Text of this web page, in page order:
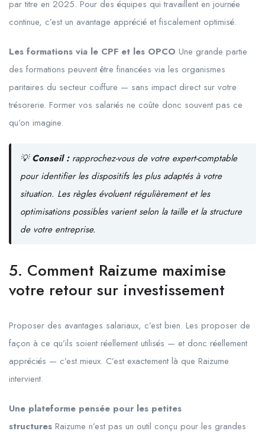
par titre en 2025. Pour des équipes qui travaillent en journée
continue, c’est un avantage apprécié et fiscalement optimisé.
Les formations via le CPF et les OPCO Une grande partie
des formations peuvent être financées via les organismes
paritaires du secteur coiffure — sans impact direct sur votre
trésorerie. Former vos salariés ne coûte donc souvent pas ce
qu’on imagine.
💡Conseil :rapprochez-vous de votre expert-comptable
pour identifier les dispositifs les plus adaptés à votre
situation. Les règles évoluent régulièrement et les
optimisations possibles varient selon la taille et la structure
de votre entreprise.
5. Comment Raizume maximise
votre retour sur investissement
Proposer des avantages salariaux, c’est bien. Les proposer de
façon à ce qu’ils soient réellement utilisés — et donc réellement
appréciés — c’est mieux. C’est exactement là que Raizume
intervient.
Une plateforme pensée pour les petites
structures Raizume n’est pas un outil conçu pour les grandes